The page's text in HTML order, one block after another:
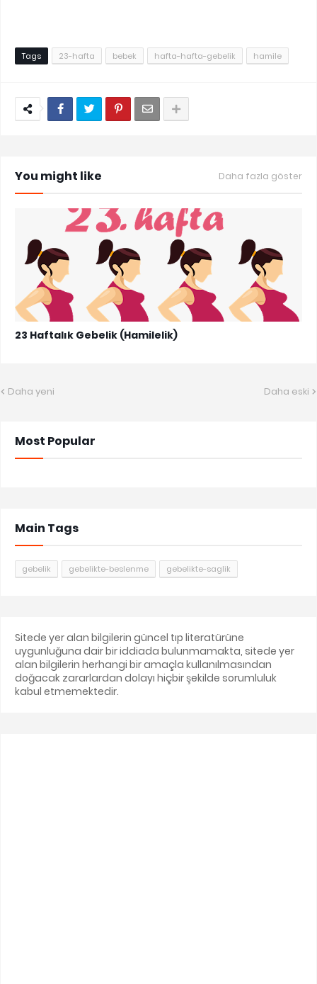
Tags 23-hafta bebek hafta-hafta-gebelik hamile
You might like Daha fazla göster
23 Haftalık Gebelik (Hamilelik)
Daha yeni Daha eski
Most Popular
Main Tags
gebelik gebelikte-beslenme gebelikte-saglik
Sitede yer alan bilgilerin güncel tıp literatürüne
uygunluğuna dair bir iddiada bulunmamakta, sitede yer
alan bilgilerin herhangi bir amaçla kullanılmasından
doğacak zararlardan dolayı hiçbir şekilde sorumluluk
kabul etmemektedir.